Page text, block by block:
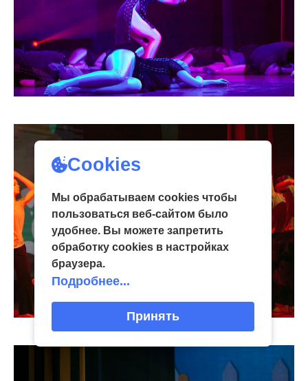
Cookies
Мы обрабатываем cookies чтобы
пользоваться веб-сайтом было
удобнее. Вы можете запретить
обработку сookies в настройках
браузера.
Подробнее...
Принять